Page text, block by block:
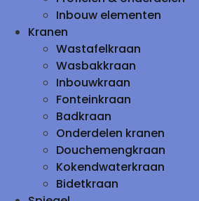
Inbouw elementen
Kranen
Wastafelkraan
Wasbakkraan
Inbouwkraan
Fonteinkraan
Badkraan
Onderdelen kranen
Douchemengkraan
Kokendwaterkraan
Bidetkraan